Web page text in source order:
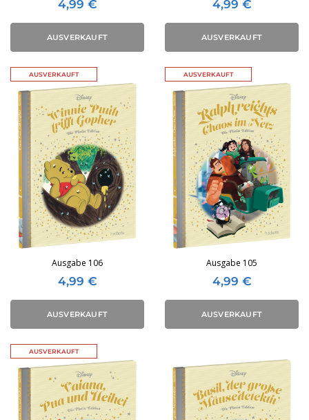
4,99 €
AUSVERKAUFT
4,99 €
AUSVERKAUFT
AUSVERKAUFT
Ausgabe 106
4,99 €
AUSVERKAUFT
AUSVERKAUFT
Ausgabe 105
4,99 €
AUSVERKAUFT
AUSVERKAUFT